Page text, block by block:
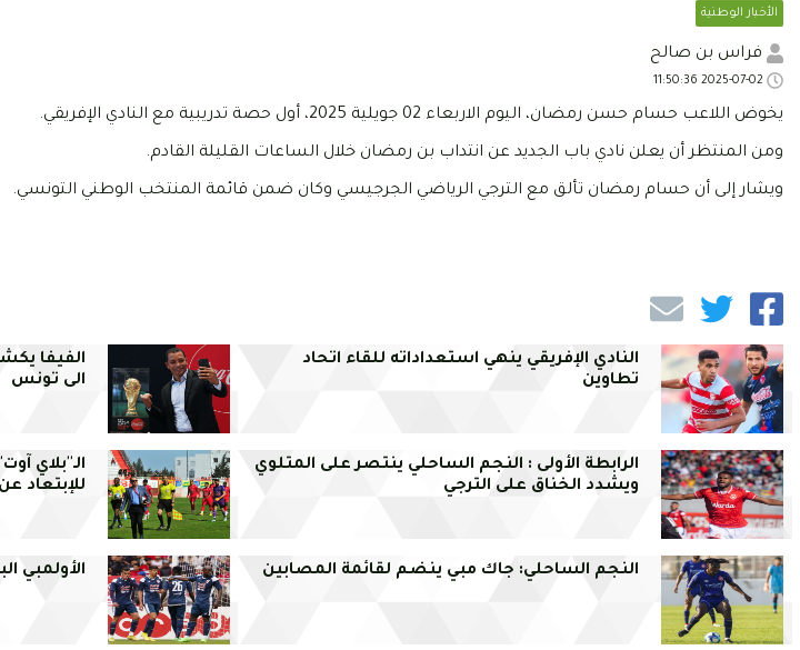
الأخبار الوطنية
فراس بن صالح
يخوض اللاعب حسام حسن رمضان، اليوم الاربعاء 02 جويلية 2025، أول حصة تدريبية مع النادي الإفريقي.
ومن المنتظر أن يعلن نادي باب الجديد عن انتداب بن رمضان خلال الساعات القليلة القادم.
ويشار إلى أن حسام رمضان تألق مع الترجي الرياضي الجرجيسي وكان ضمن قائمة المنتخب الوطني التونسي.
النادي الإفريقي ينهي استعداداته للقاء اتحاد
تطاوين
الفيفا
الى تونس
الرابطة الأولى : النجم الساحلي ينتصر على المتلوي
ويشدد الخناق على الترجي
الـ''بلاي
للإبتعاد
النجم الساحلي: جاك مبي ينضم لقائمة المصابين الأولمبي